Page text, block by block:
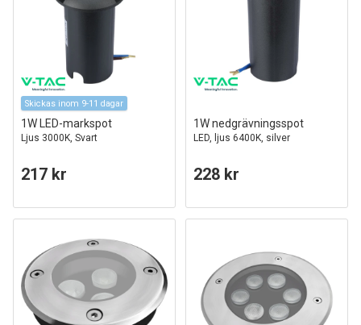
Skickas inom 9-11 dagar
1W LED-markspot
Ljus 3000K, Svart
217 kr
1W nedgrävningsspot
LED, ljus 6400K, silver
228 kr